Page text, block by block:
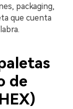
packaging,
que cuenta
de